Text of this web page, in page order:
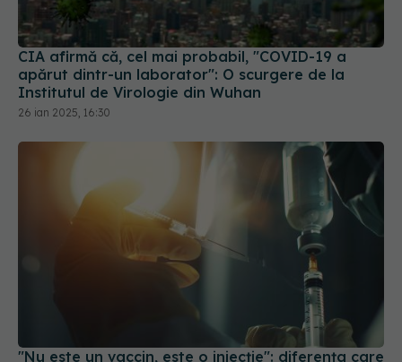
CIA afirmă că, cel mai probabil, "COVID-19 a
apărut dintr-un laborator": O scurgere de la
Institutul de Virologie din Wuhan
26 ian 2025, 16:30
"Nu este un vaccin, este o injecție": diferența care
poate schimba încrederea oamenilor în știință
18 mar 2025, 20:21